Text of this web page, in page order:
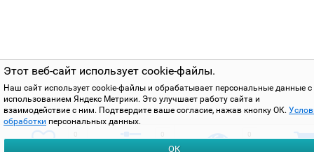
Этот веб-сайт использует cookie-файлы.
Наш сайт использует cookie-файлы и обрабатывает персональные данные с
использованием Яндекс Метрики. Это улучшает работу сайта и
взаимодействие с ним. Подтвердите ваше согласие, нажав кнопку ОК.
обработки персональных данных.
ОК